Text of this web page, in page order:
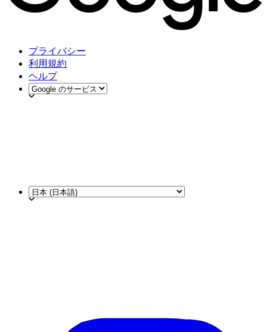
プライバシー
利用規約
ヘルプ